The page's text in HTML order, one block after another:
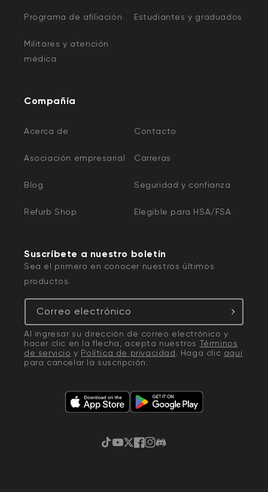
Programa de afiliación Estudiantes y graduados
Militares y atención
médica
Compañía
Acerca de Contacto
Asociación empresarial Carreras
Blog Seguridad y confianza
Refurb Shop Elegible para HSA/FSA
Suscríbete a nuestro boletín
Sea el primero en conocer nuestros últimos
productos.
Correo electrónico
Al ingresar su dirección de correo electrónico y
hacer clic en la flecha, acepta nuestros Términos
de servicio y Política de privacidad. Haga clic aquí
para cancelar la suscripción.
TikTok
YouTube
Twitter
Facebook
Instagram
Discordia